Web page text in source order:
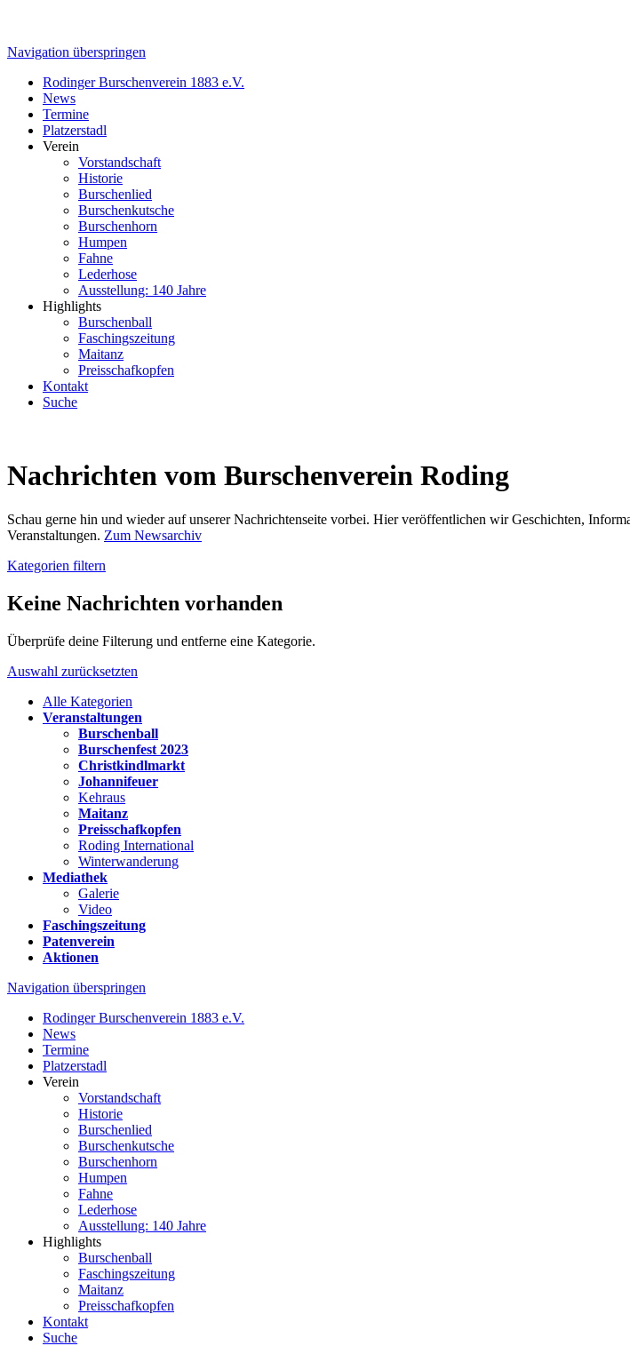
Navigation überspringen
Rodinger Burschenverein 1883 e.V.
News
Termine
Platzerstadl
Verein
Vorstandschaft
Historie
Burschenlied
Burschenkutsche
Burschenhorn
Humpen
Fahne
Lederhose
Ausstellung: 140 Jahre
Highlights
Burschenball
Faschingszeitung
Maitanz
Preisschafkopfen
Kontakt
Suche
Nachrichten vom Burschenverein Roding
Schau gerne hin und wieder auf unserer Nachrichtenseite vorbei. Hier veröffentlichen wir Geschichten,
Veranstaltungen. Zum Newsarchiv
Kategorien filtern
Keine Nachrichten vorhanden
Überprüfe deine Filterung und entferne eine Kategorie.
Auswahl zurücksetzten
Alle Kategorien
Veranstaltungen
Burschenball
Burschenfest 2023
Christkindlmarkt
Johannifeuer
Kehraus
Maitanz
Preisschafkopfen
Roding International
Winterwanderung
Mediathek
Galerie
Video
Faschingszeitung
Patenverein
Aktionen
Navigation überspringen
Rodinger Burschenverein 1883 e.V.
News
Termine
Platzerstadl
Verein
Vorstandschaft
Historie
Burschenlied
Burschenkutsche
Burschenhorn
Humpen
Fahne
Lederhose
Ausstellung: 140 Jahre
Highlights
Burschenball
Faschingszeitung
Maitanz
Preisschafkopfen
Kontakt
Suche